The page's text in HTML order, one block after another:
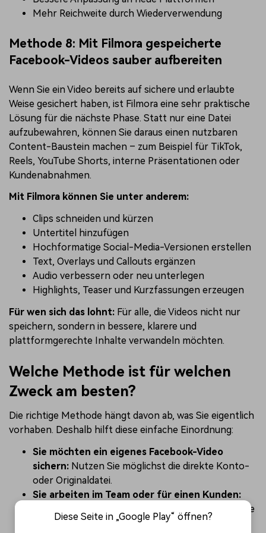
Mehr Reichweite durch Wiederverwendung
Methode 8: Mit Filmora gespeicherte
Facebook-Videos sauber aufbereiten
Wenn Sie ein Video bereits auf sichere und erlaubte
Weise gesichert haben, ist Filmora eine sehr praktische
Lösung für die nächste Phase. Statt nur eine Datei
aufzubewahren, können Sie daraus einen nutzbaren
Content-Baustein machen – zum Beispiel für TikTok,
Reels, YouTube Shorts, interne Präsentationen oder
Kundenabnahmen.
Mit Filmora können Sie unter anderem:
Clips schneiden und kürzen
Untertitel hinzufügen
Hochformatige Social-Media-Versionen erstellen
Text, Overlays und Callouts ergänzen
Audio verbessern oder neu unterlegen
Highlights, Teaser und Kurzfassungen erzeugen
Für wen sich das lohnt: Für alle, die Videos nicht nur
speichern, sondern in bessere, klarere und
plattformgerechte Inhalte verwandeln möchten.
Welche Methode ist für welchen
Zweck am besten?
Die richtige Methode hängt davon ab, was Sie eigentlich
vorhaben. Deshalb hilft diese einfache Einordnung:
Sie möchten ein eigenes Facebook-Video
sichern: Nutzen Sie möglichst die direkte Konto-
oder Originaldatei.
Sie arbeiten im Team oder für einen Kunden:
Holen Sie die Originaldatei oder eine klare Freigabe
Diese Seite in „Google Play“ öffnen?